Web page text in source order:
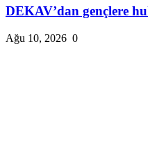
DEKAV’dan gençlere
Ağu 10, 2026 0